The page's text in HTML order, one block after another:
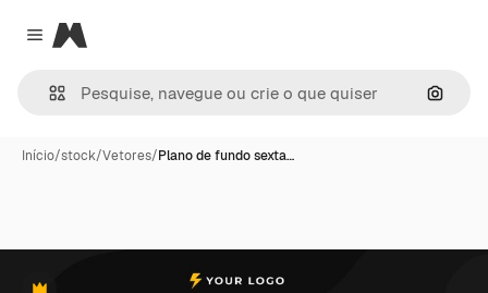
Close menu
Magnific
Início/stock/Vetores/Plano de fundo sexta…